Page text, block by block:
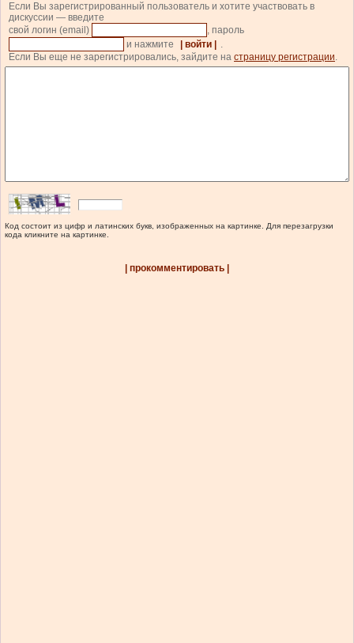
Если Вы зарегистрированный пользователь и хотите участвовать в
дискуссии — введите
свой логин (email)
, пароль
и нажмите
| войти |
.
Если Вы еще не зарегистрировались, зайдите на страницу регистрации.
Код состоит из цифр и латинских букв, изображенных на картинке. Для перезагрузки
кода кликните на картинке.
| прокомментировать |